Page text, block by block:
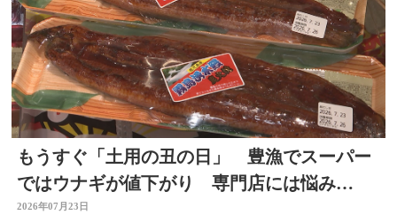
もうすぐ「土用の丑の日」 豊漁でスーパー
ではウナギが値下がり 専門店には悩み
も… 大分
2026年07月23日